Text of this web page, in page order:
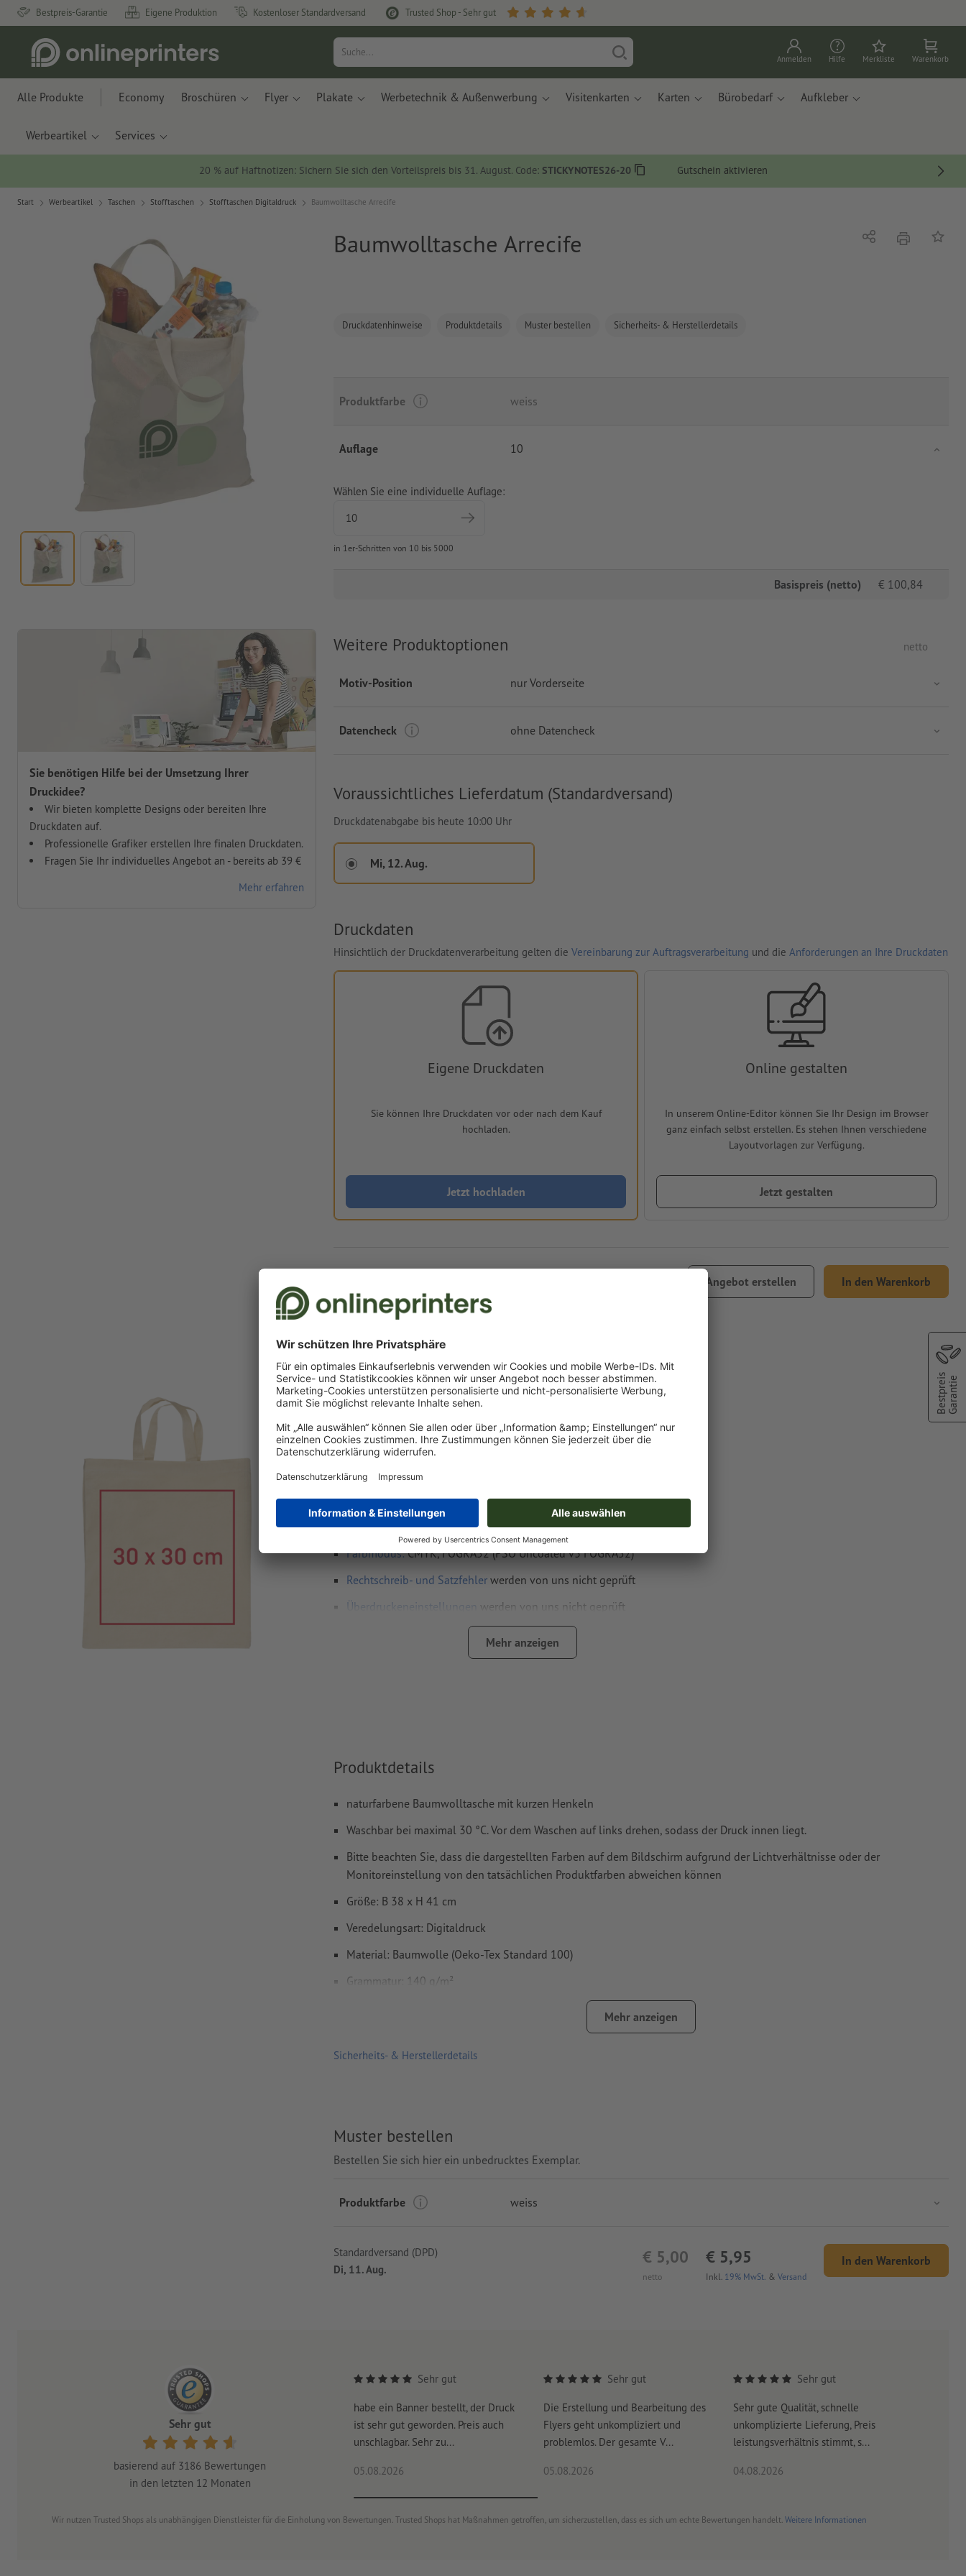
Bestpreis-Garantie Eigene Produktion Kostenloser Standardversand Trusted Shop - Sehr gut
Anmelden Hilfe Merkliste Warenkorb
Alle Produkte Economy Broschüren Flyer Plakate Werbetechnik & Außenwerbung Visitenkarten Karten Bürobedarf Aufkleber
Werbeartikel Services
20 % auf Haftnotizen: Sichern Sie sich den Vorteilspreis bis 31. August. Code: STICKYNOTES26-20 Gutschein aktivieren
Start Werbeartikel Taschen Stofftaschen Stofftaschen Digitaldruck Baumwolltasche Arrecife
Baumwolltasche Arrecife
Sie benötigen Hilfe bei der Umsetzung Ihrer
Druckidee?
Wir bieten komplette Designs oder bereiten Ihre
Druckdaten auf.
Professionelle Grafiker erstellen Ihre finalen Druckdaten.
Fragen Sie Ihr individuelles Angebot an - bereits ab 39 €
Mehr erfahren
Druckdatenhinweise Produktdetails Muster bestellen Sicherheits- & Herstellerdetails
Teilen DruckenAuf
Produktfarbe weiss
Auflage 10
Wählen Sie eine individuelle Auflage:
in 1er-Schritten von 10 bis 5000
Basispreis (netto) € 100,84
Weitere Produktoptionen netto
Motiv-Position nur Vorderseite
Datencheck ohne Datencheck
Voraussichtliches Lieferdatum (Standardversand)
Druckdatenabgabe bis heute 10:00 Uhr
Mi, 12. Aug.
Druckdaten
Hinsichtlich der Druckdatenverarbeitung gelten die Vereinbarung zur Auftragsverarbeitung und die Anforderungen an Ihre Druckdaten
Eigene Druckdaten
Sie können Ihre Druckdaten vor oder nach dem Kauf
hochladen.
Jetzt hochladen
Online gestalten
In unserem Online-Editor können Sie Ihr Design im Browser
ganz einfach selbst erstellen. Es stehen Ihnen verschiedene
Layoutvorlagen zur Verfügung.
Jetzt gestalten
netto
Angebot erstellen In den Warenkorb
Mi, 12. Aug.
Gewicht: ca.670 g
Druckdatenhinweise Baumwolltasche Arrecife
Datenformat :30 x 30 cm
vierfarbig (CMYK) nach Euroskala
Auflösung:300 dpi
Schriftenmüssen vollständig eingebettet oder in Kurven konvertiert
werden
Farbmodus:CMYK, FOGRA52 (PSO Uncoated v3 FOGRA52)
Rechtschreib- und Satzfehler werden von uns nicht geprüft
Überdruckeneinstellungen
werden von uns nicht geprüft
werden gelöscht und nicht gedruckt
Formularfeldernwerden mitgedruckt
Mehr anzeigen
Produktdetails
naturfarbene Baumwolltasche mit kurzen Henkeln
Waschbar bei maximal 30 °C. Vor dem Waschen auf links drehen, sodass der Druck innen liegt.
Bitte beachten Sie, dass die dargestellten Farben auf dem Bildschirm aufgrund der Lichtverhältnisse oder der
Monitoreinstellung von den tatsächlichen Produktfarben abweichen können
Größe: B 38 x H 41 cm
Veredelungsart: Digitaldruck
Material: Baumwolle (Oeko-Tex Standard 100)
Grammatur: 140 g/m²
Mehr anzeigen
Sicherheits- & Herstellerdetails
Muster bestellen
Bestellen Sie sich hier ein unbedrucktes Exemplar.
Produktfarbe weiss
netto
€ 5,00
Inkl. 19% MwSt. & Versand
€ 5,95 In den Warenkorb
Standardversand (DPD)
Di, 11. Aug.
Sehr gut
basierend auf 3186 Bewertungen
in den letzten 12 Monaten
Sehr gut
habe ein Banner bestellt, der Druck
ist sehr gut geworden. Preis auch
unschlagbar. Sehr zu...
05.08.2026
Sehr gut
Die Erstellung und Bearbeitung des
Flyers geht unkompliziert und
problemlos. Der gesamte V...
05.08.2026
Sehr gut
Sehr gute Qualität, schnelle
unkomplizierte Lieferung, Preis
leistungsverhältnis stimmt, s...
04.08.2026
Wir nutzen Trusted Shops als unabhängigen Dienstleister für die Einholung von Bewertungen. Trusted Shops hat Maßnahmen getroffen, um sicherzustellen, dass es sich um echte Bewertungen handelt. Weitere Informationen
BestpreisGarantie